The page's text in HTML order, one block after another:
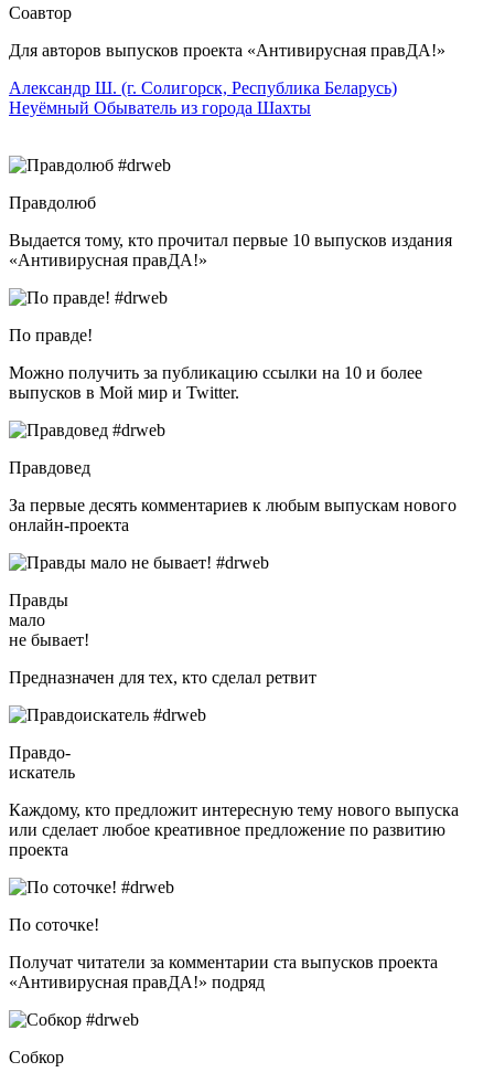
Соавтор
Для авторов выпусков проекта «Антивирусная правДА!»
Александр Ш. (г. Солигорск, Республика Беларусь)
Неуёмный Обыватель из города Шахты
Правдолюб
Выдается тому, кто прочитал первые 10 выпусков издания
«Антивирусная правДА!»
По правде!
Можно получить за публикацию ссылки на 10 и более
выпусков в Мой мир и Twitter.
Правдовед
За первые десять комментариев к любым выпускам нового
онлайн-проекта
Правды
мало
не бывает!
Предназначен для тех, кто сделал ретвит
Правдо-
искатель
Каждому, кто предложит интересную тему нового выпуска
или сделает любое креативное предложение по развитию
проекта
По соточке!
Получат читатели за комментарии ста выпусков проекта
«Антивирусная правДА!» подряд
Собкор